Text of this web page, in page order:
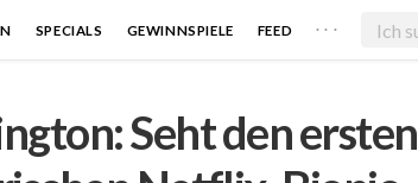
SPECIALS GEWINNSPIELE FEED . . .
Seht den ersten